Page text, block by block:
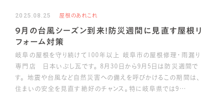
2025.08.25 屋根のあれこれ
9月の台風シーズン到来！防災週間に見直す屋根リ
フォーム対策
岐阜の屋根を守り続けて100年以上 岐阜市の屋根修理・雨漏り
専門店 日本いぶし瓦です。 8月30日から9月5日は防災週間で
す。 地震や台風など自然災害への備えを呼びかけるこの期間は、
住まいの安全を見直す絶好のチャンス。特に岐阜県では9…